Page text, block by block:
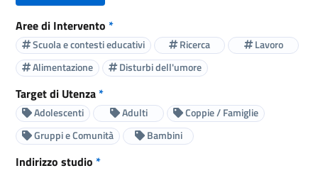
Aree di Intervento *
Scuola e contesti educativi Ricerca
Lavoro
Alimentazione
Disturbi dell'umore
Target di Utenza*
Adolescenti Adulti
Coppie / Famiglie
Gruppi e Comunità
Bambini
Indirizzo studio *